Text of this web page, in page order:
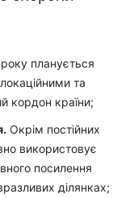
планується
та
кордон країни;
Окрім постійних
використовує
посилення
ділянках;